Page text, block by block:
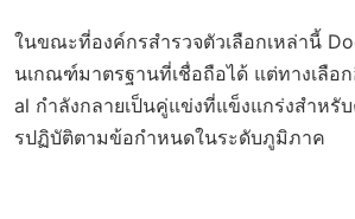
ในขณะที่องค์กรสำรวจตัวเลือกเหล่านี้
นเกณฑ์มาตรฐานที่เชื่อถือได้ แต่ทางเลือ
al กำลังกลายเป็นคู่แข่งที่แข็งแกร่งสำหรั
รปฏิบัติตามข้อกำหนดในระดับภูมิภาค